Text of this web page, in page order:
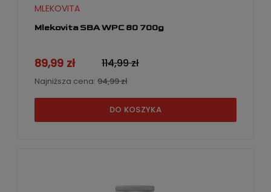
Mlekovita SBA WPC 80 700g
MLEKOVITA
89,99 zł 114,99 zł
Najniższa cena: 94,99 zł
DO KOSZYKA